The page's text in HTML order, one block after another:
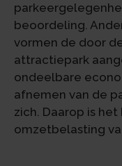
beoordeling.
vormen de door
attractiepark
ondeelbare
afnemen van de
zich. Daarop is
omzetbelasting